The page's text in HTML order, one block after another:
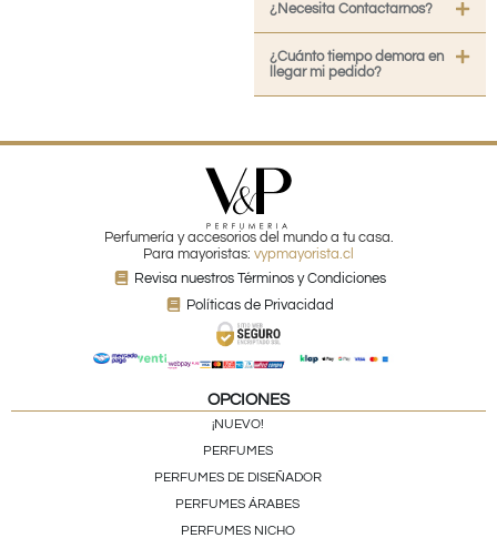
¿Necesita Contactarnos?
¿Cuánto tiempo demora en
llegar mi pedido?
Perfumería y accesorios del mundo a tu casa.
Para mayoristas: vypmayorista.cl
Revisa nuestros Términos y Condiciones
Políticas de Privacidad
OPCIONES
¡NUEVO!
PERFUMES
PERFUMES DE DISEÑADOR
PERFUMES ÁRABES
PERFUMES NICHO